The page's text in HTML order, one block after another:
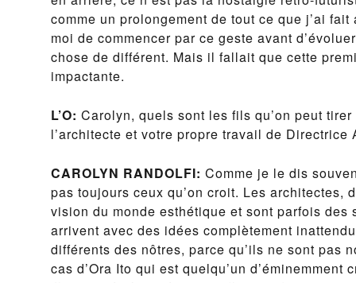
comme un prolongement de tout ce que j’ai
moi de commencer par ce geste avant
chose de différent. Mais il fallait que cette
impactante.
L’O: Carolyn, quels sont les fils qu’on peut
l’architecte et votre propre travail de Directrice
CAROLYN RANDOLFI: Comme je le dis
pas toujours ceux qu’on croit. Les architectes,
vision du monde esthétique et sont parfois des
arrivent avec des idées complètement
différents des nôtres, parce qu’ils ne sont pas
cas d’Ora Ito qui est quelqu’un